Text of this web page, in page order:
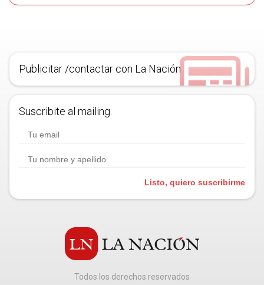
Publicitar /contactar con La Nación
Suscribite al mailing.
Listo, quiero suscribirme
Todos los derechos reservados